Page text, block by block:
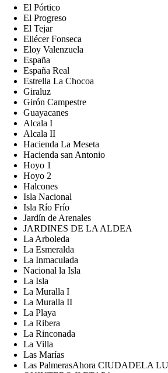
El Pórtico
El Progreso
El Tejar
Eliécer Fonseca
Eloy Valenzuela
España
España Real
Estrella La Chocoa
Giraluz
Girón Campestre
Guayacanes
Alcala I
Alcala II
Hacienda La Meseta
Hacienda san Antonio
Hoyo 1
Hoyo 2
Halcones
Isla Nacional
Isla Río Frío
Jardín de Arenales
JARDINES DE LA ALDEA
La Arboleda
La Esmeralda
La Inmaculada
Nacional la Isla
La Isla
La Muralla I
La Muralla II
La Playa
La Ribera
La Rinconada
La Villa
Las Marías
Las PalmerasAhora CIUDADELA